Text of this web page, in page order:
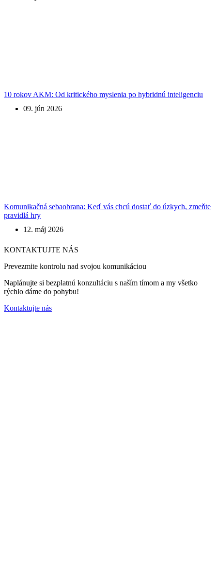
10 rokov AKM: Od kritického myslenia po hybridnú inteligenciu
09. jún 2026
Komunikačná sebaobrana: Keď vás chcú dostať do úzkych, zmeňte
pravidlá hry
12. máj 2026
KONTAKTUJTE NÁS
Prevezmite kontrolu nad svojou komunikáciou
Naplánujte si bezplatnú konzultáciu s naším tímom a my všetko
rýchlo dáme do pohybu!
Kontaktujte nás